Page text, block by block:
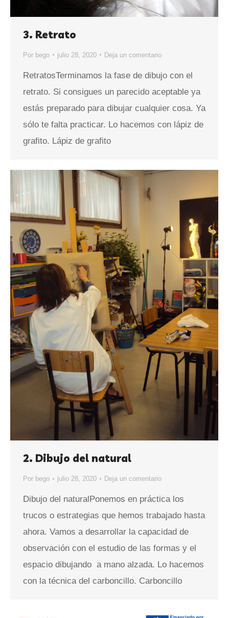
3. Retrato
Por bego julio 28, 2020 Deja un comentario
RetratosTerminamos la fase de dibujo con el
retrato. Si consigues un parecido aceptable ya
estás preparado para dibujar cualquier cosa. Ya
sólo te falta practicar. Lo hacemos con lápiz de
grafito. Lápiz de grafito
2. Dibujo del natural
Por bego julio 28, 2020 Deja un comentario
Dibujo del naturalPonemos en práctica los
trucos o estrategias que hemos trabajado hasta
ahora. Vamos a desarrollar la capacidad de
observación con el estudio de las formas y el
espacio dibujando a mano alzada. Lo hacemos
con la técnica del carboncillo. Carboncillo